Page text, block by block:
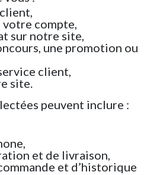
votre compte,
sur notre site,
une promotion ou
client,
site.
peuvent inclure :
et de livraison,
et d’historique